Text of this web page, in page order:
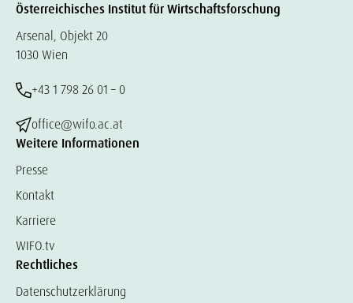
Österreichisches Institut für Wirtschaftsforschung
Arsenal, Objekt 20
1030 Wien
+43 1 798 26 01 – 0
office@wifo.ac.at
Weitere Informationen
Presse
Kontakt
Karriere
WIFO.tv
Rechtliches
Datenschutzerklärung